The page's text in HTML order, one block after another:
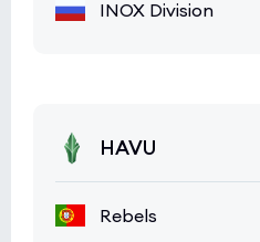
INOX Division
HAVU
Rebels